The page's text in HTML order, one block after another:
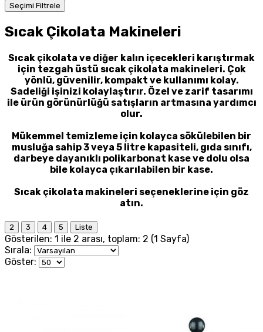
Seçimi Filtrele
Sıcak Çikolata Makineleri
Sıcak çikolata ve diğer kalın içecekleri karıştırmak
için tezgah üstü sıcak çikolata makineleri. Çok
yönlü, güvenilir, kompakt ve kullanımı kolay.
Sadeliği işinizi kolaylaştırır. Özel ve zarif tasarımı
ile ürün görünürlüğü satışların artmasına yardımcı
olur.
Mükemmel temizleme için kolayca sökülebilen bir
musluğa sahip 3 veya 5 litre kapasiteli, gıda sınıfı,
darbeye dayanıklı polikarbonat kase ve dolu olsa
bile kolayca çıkarılabilen bir kase.
Sıcak çikolata makineleri seçeneklerine için göz
atın.
2 3 4 5 Liste
Gösterilen: 1 ile 2 arası, toplam: 2 (1 Sayfa)
Sırala:
Göster: